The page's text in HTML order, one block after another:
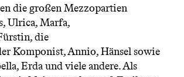
die großen Mezzopartien
Ulrica, Marfa,
die
Komponist, Annio, Hänsel sowie
Erda und viele andere. Als